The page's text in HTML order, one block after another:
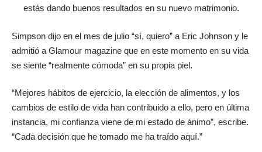
estás dando buenos resultados en su nuevo matrimonio.
Simpson dijo en el mes de julio “sí, quiero” a Eric Johnson y le
admitió a Glamour magazine que en este momento en su vida
se siente “realmente cómoda” en su propia piel.
“Mejores hábitos de ejercicio, la elección de alimentos, y los
cambios de estilo de vida han contribuido a ello, pero en última
instancia, mi confianza viene de mi estado de ánimo”, escribe.
“Cada decisión que he tomado me ha traído aquí.”